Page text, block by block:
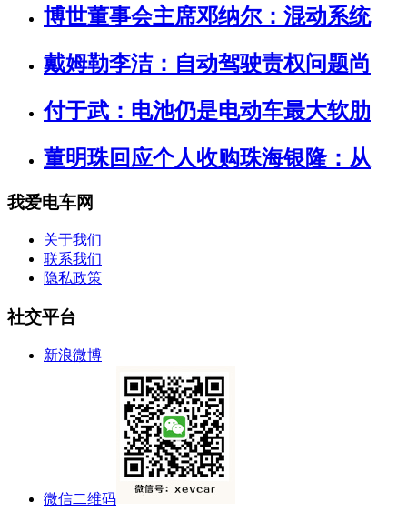
博世董事会主席邓纳尔：混动系统
戴姆勒李洁：自动驾驶责权问题尚
付于武：电池仍是电动车最大软肋
董明珠回应个人收购珠海银隆：从
我爱电车网
关于我们
联系我们
隐私政策
社交平台
新浪微博
微信二维码